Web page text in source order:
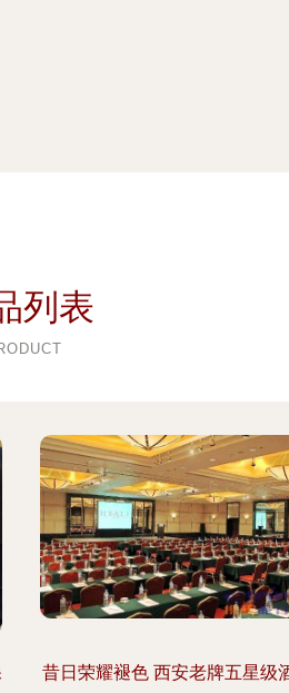
列表
昔日荣耀褪色 西安老牌五星级